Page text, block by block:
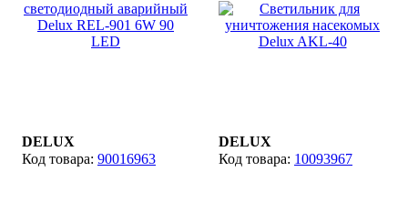
DELUX
90016963
DELUX
10093967